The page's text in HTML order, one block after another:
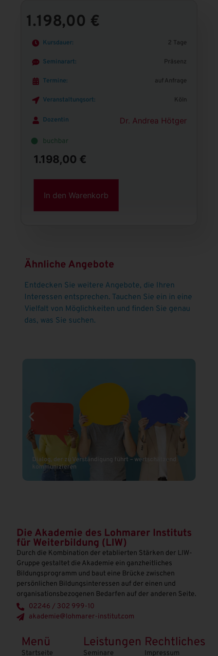
1.198,00 €
Kursdauer: 2 Tage
Seminarart: Präsenz
Termine: auf Anfrage
Veranstaltungsort: Köln
Dozentin Dr. Andrea Hötger
buchbar
1.198,00 €
In den Warenkorb
Ähnliche Angebote
Entdecken Sie weitere Angebote, die Ihren
Interessen entsprechen. Tauchen Sie ein in eine
Vielfalt von Möglichkeiten und finden Sie genau
das, was Sie suchen.
Dialog, der zu Verständigung führt – wertschätzend
kommunizieren
Die Akademie des Lohmarer Instituts
für Weiterbildung (LIW)
Durch die Kombination der etablierten Stärken der LIW-
Gruppe gestaltet die Akademie ein ganzheitliches
Bildungsprogramm und baut eine Brücke zwischen
persönlichen Bildungsinteressen auf der einen und
organisationsbezogenen Bedarfen auf der anderen Seite.
02246 / 302 999-10
akademie@lohmarer-institut.com
Menü
Startseite
Leistungen
Seminare
Rechtliches
Impressum